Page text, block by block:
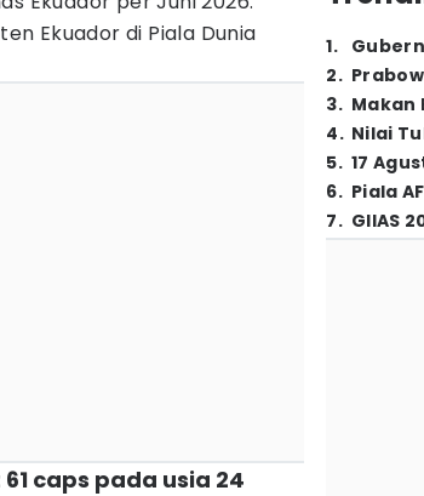
Ekuador di Piala Dunia
caps pada usia 24
1.
2.
3. Makan
4. Nilai
5. 17
6. Piala
7. GIIAS